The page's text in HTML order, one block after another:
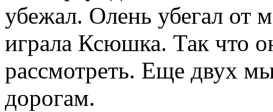
убежал. Олень убегал от
играла Ксюшка. Так что
рассмотреть. Еще двух
дорогам.